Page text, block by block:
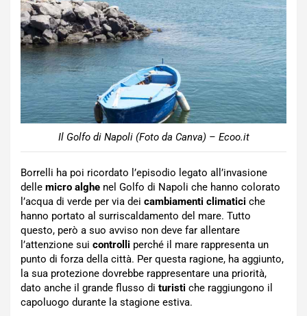
Il Golfo di Napoli (Foto da Canva) – Ecoo.it
Borrelli ha poi ricordato l’episodio legato all’invasione
delle micro alghe nel Golfo di Napoli che hanno colorato
l’acqua di verde per via dei cambiamenti climatici che
hanno portato al surriscaldamento del mare. Tutto
questo, però a suo avviso non deve far allentare
l’attenzione sui controlli perché il mare rappresenta un
punto di forza della città. Per questa ragione, ha aggiunto,
la sua protezione dovrebbe rappresentare una priorità,
dato anche il grande flusso di turisti che raggiungono il
capoluogo durante la stagione estiva.